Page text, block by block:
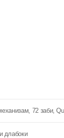
72 заби,
длабоки